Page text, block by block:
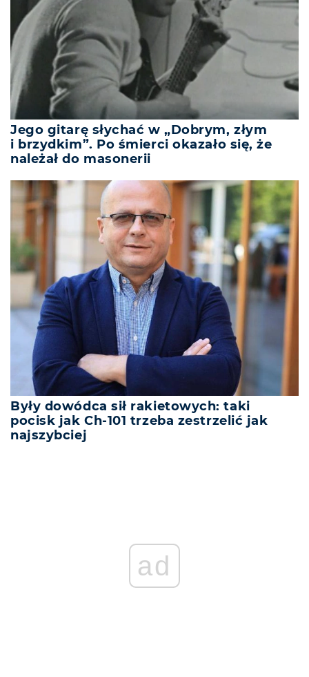
Jego gitarę słychać w „Dobrym, złym
i brzydkim”. Po śmierci okazało się, że
należał do masonerii
Były dowódca sił rakietowych: taki
pocisk jak Ch-101 trzeba zestrzelić jak
najszybciej
ad